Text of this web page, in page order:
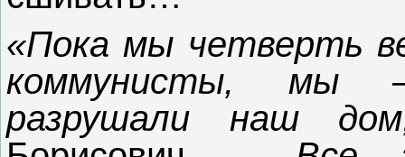
«Пока мы четверть
коммунисты, мы –
разрушали наш